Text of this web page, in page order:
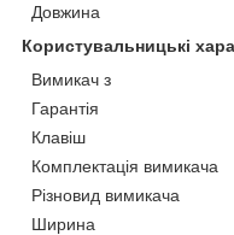
Довжина
Користувальницькі
Вимикач з
Гарантія
Клавіш
Комплектація вимикача
Різновид вимикача
Ширина